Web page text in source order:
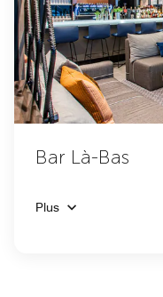
Bar Là-Bas
Plus